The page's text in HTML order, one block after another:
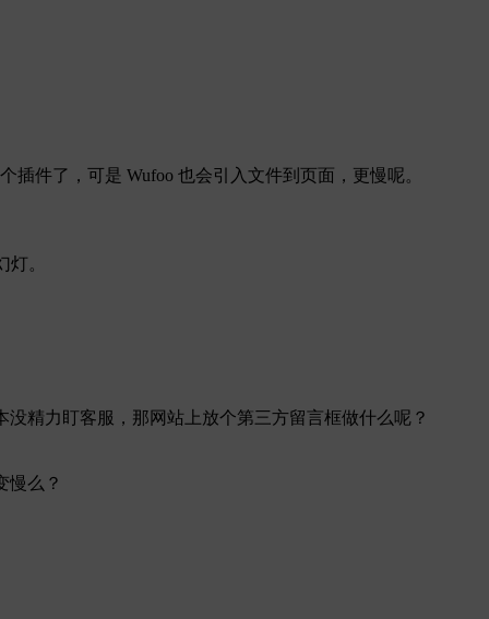
插件了，可是 Wufoo 也会引入文件到页面，更慢呢。
。
精力盯客服，那网站上放个第三方留言框做什么呢？
慢么？